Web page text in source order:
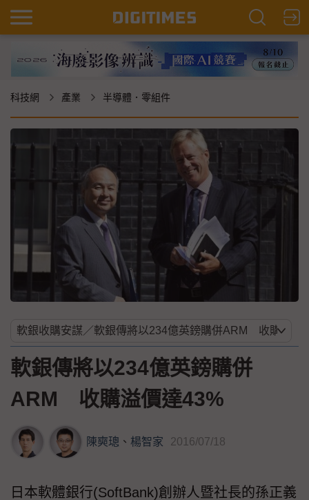
科技網 產業 半導體．零組件
軟銀傳將以234億英鎊購併
ARM 收購溢價達43%
陳奭璁 、 楊智家 2016/07/18
日本軟體銀行(SoftBank)創辦人暨社長的孫正義